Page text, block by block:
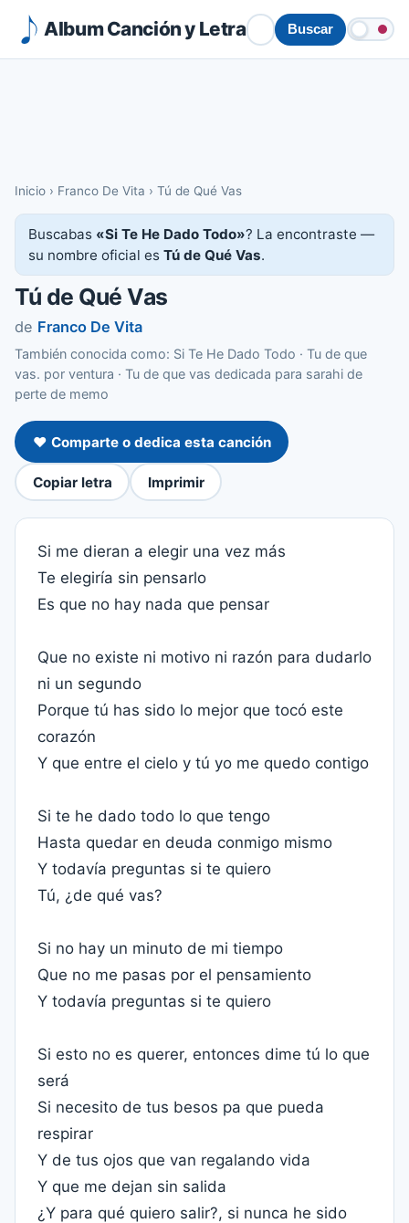
Album Canción y Letra Buscar
Inicio › Franco De Vita › Tú de Qué Vas
Buscabas «Si Te He Dado Todo»? La encontraste —
su nombre oficial es Tú de Qué Vas.
Tú de Qué Vas
de Franco De Vita
También conocida como: Si Te He Dado Todo · Tu de que
vas. por ventura · Tu de que vas dedicada para sarahi de
perte de memo
❤️ Comparte o dedica esta canción
Copiar letra Imprimir
Si me dieran a elegir una vez más
Te elegiría sin pensarlo
Es que no hay nada que pensar
Que no existe ni motivo ni razón para dudarlo
ni un segundo
Porque tú has sido lo mejor que tocó este
corazón
Y que entre el cielo y tú yo me quedo contigo
Si te he dado todo lo que tengo
Hasta quedar en deuda conmigo mismo
Y todavía preguntas si te quiero
Tú, ¿de qué vas?
Si no hay un minuto de mi tiempo
Que no me pasas por el pensamiento
Y todavía preguntas si te quiero
Si esto no es querer, entonces dime tú lo que
será
Si necesito de tus besos pa que pueda
respirar
Y de tus ojos que van regalando vida
Y que me dejan sin salida
¿Y para qué quiero salir?, si nunca he sido